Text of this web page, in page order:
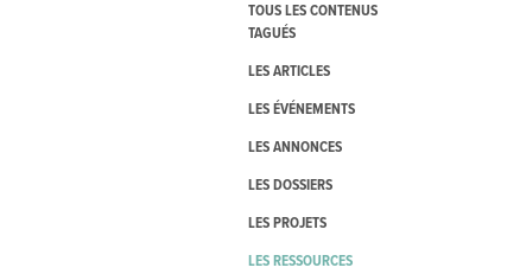
TOUS LES CONTENUS
TAGUÉS
LES ARTICLES
LES ÉVÉNEMENTS
LES ANNONCES
LES DOSSIERS
LES PROJETS
LES RESSOURCES